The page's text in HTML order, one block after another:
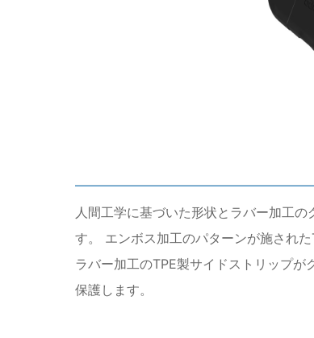
人間工学に基づいた形状とラバー加工
す。 エンボス加工のパターンが施され
ラバー加工のTPE製サイドストリップ
保護します。